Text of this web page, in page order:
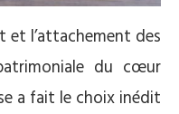
et l’attachement des
du cœur
a fait le choix inédit